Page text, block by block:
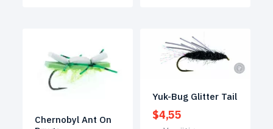
Chernobyl Ant On
Yuk-Bug Glitter Tail
$4,55